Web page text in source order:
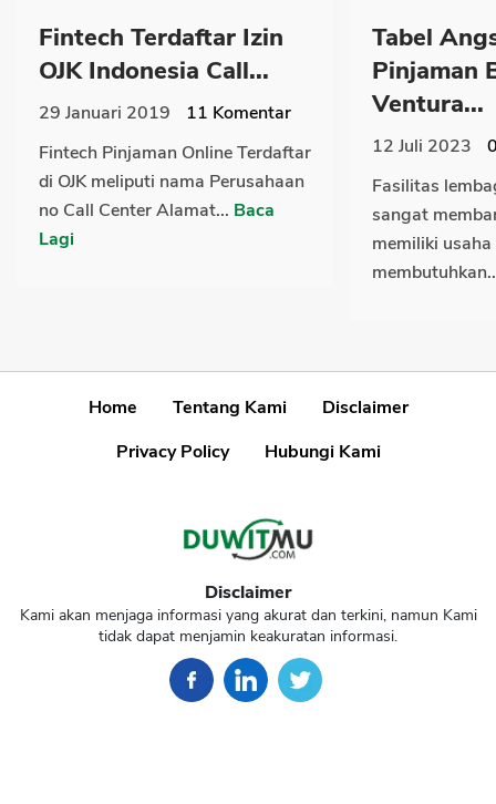
Fintech Terdaftar Izin
OJK Indonesia Call...
29 Januari 2019 11 Komentar
Fintech Pinjaman Online Terdaftar
di OJK meliputi nama Perusahaan
no Call Center Alamat... Baca
Lagi
Tabel
Pinjaman
Ventura...
12 Juli 2023
Fasilitas
sangat
memiliki usaha
Home Tentang Kami
Disclaimer
Privacy Policy
Hubungi Kami
Disclaimer
Kami akan menjaga informasi yang akurat dan terkini, namun Kami
tidak dapat menjamin keakuratan informasi.